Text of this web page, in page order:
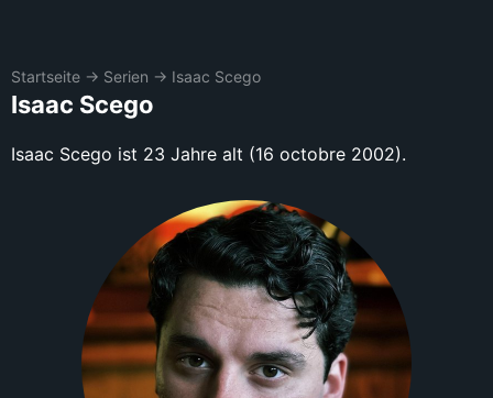
Startseite → Serien → Isaac Scego
Isaac Scego
Isaac Scego ist 23 Jahre alt (16 octobre 2002).